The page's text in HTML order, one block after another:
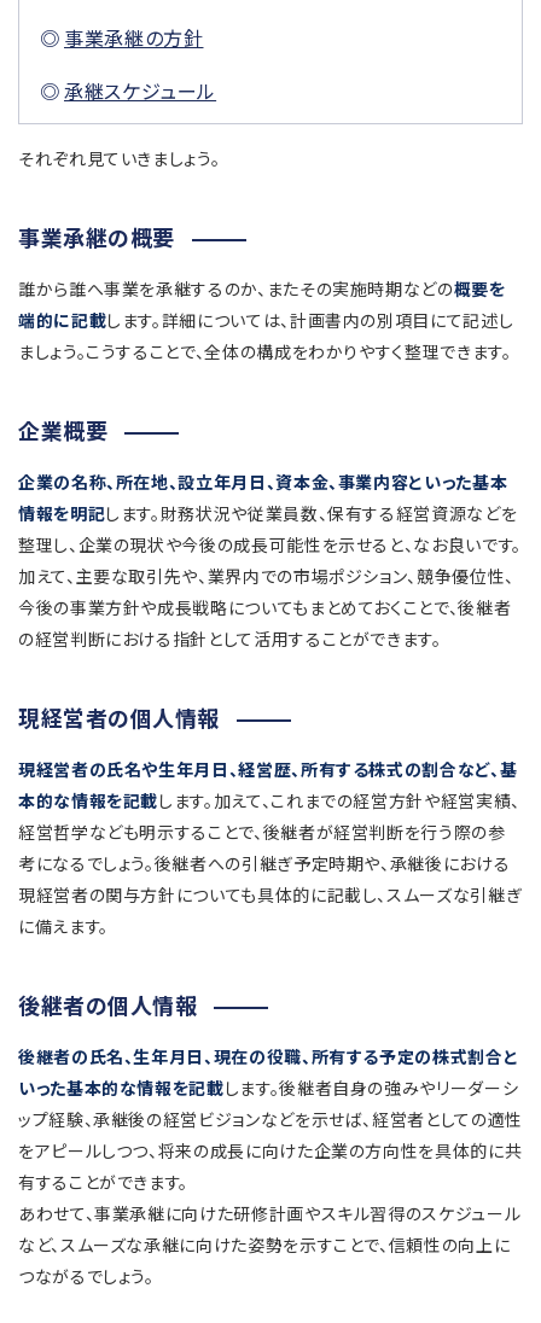
事業承継の方針
承継スケジュール
それぞれ見ていきましょう。
事業承継の概要
誰から誰へ事業を承継するのか、またその実施時期などの概要を
端的に記載します。詳細については、計画書内の別項目にて記述し
ましょう。こうすることで、全体の構成をわかりやすく整理できます。
企業概要
企業の名称、所在地、設立年月日、資本金、事業内容といった基本
情報を明記します。財務状況や従業員数、保有する経営資源などを
整理し、企業の現状や今後の成長可能性を示せると、なお良いです。
加えて、主要な取引先や、業界内での市場ポジション、競争優位性、
今後の事業方針や成長戦略についてもまとめておくことで、後継者
の経営判断における指針として活用することができます。
現経営者の個人情報
現経営者の氏名や生年月日、経営歴、所有する株式の割合など、基
本的な情報を記載します。加えて、これまでの経営方針や経営実績、
経営哲学なども明示することで、後継者が経営判断を行う際の参
考になるでしょう。後継者への引継ぎ予定時期や、承継後における
現経営者の関与方針についても具体的に記載し、スムーズな引継ぎ
に備えます。
後継者の個人情報
後継者の氏名、生年月日、現在の役職、所有する予定の株式割合と
いった基本的な情報を記載します。後継者自身の強みやリーダーシ
ップ経験、承継後の経営ビジョンなどを示せば、経営者としての適性
をアピールしつつ、将来の成長に向けた企業の方向性を具体的に共
有することができます。
あわせて、事業承継に向けた研修計画やスキル習得のスケジュール
など、スムーズな承継に向けた姿勢を示すことで、信頼性の向上に
つながるでしょう。